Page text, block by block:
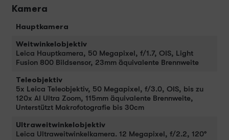
Kamera
Hauptkamera
Weitwinkelobjektiv
Leica Hauptkamera, 50 Megapixel, f/1.7, OIS, Light
Fusion 800 Bildsensor, 23mm äquivalente Brennweite
Teleobjektiv
5x Leica Teleobjektiv, 50 Megapixel, f/3.0, OIS, bis zu
120x AI Ultra Zoom, 115mm äquivalente Brennweite,
Unterstützt Makrofotografie bis 30cm
Ultraweitwinkelobjektiv
Leica Ultraweitwinkelkamera. 12 Megapixel, f/2.2, 120°